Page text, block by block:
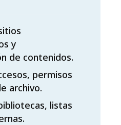
y
de contenidos.
permisos
archivo.
listas